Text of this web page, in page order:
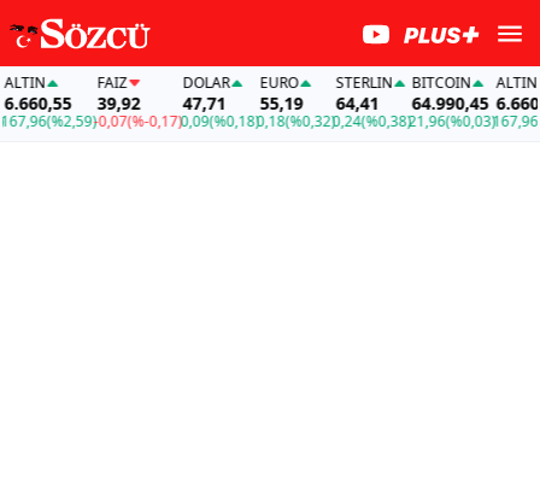
(%2,59)
FAİZ
39,92
-0,07(%-0,17)
DOLAR
47,71
0,09(%0,18)
EURO
55,19
0,18(%0,32)
STERLIN
64,41
0,24(%0,38)
BITCOIN
64.990,45
21,96(%0,03)
ALTIN
167,96